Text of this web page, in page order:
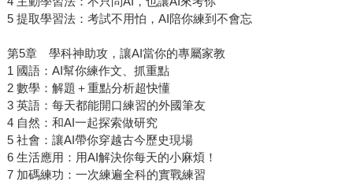
5 提取學習法：考試不用怕，AI陪你練到不會忘
第5章 學科神助攻，讓AI當你的專屬家教
1 國語：AI幫你練作文、抓重點
2 數學：解題＋重點分析超快懂
3 英語：每天都能開口練習的外國筆友
4 自然：和AI一起探索做研究
5 社會：讓AI帶你穿越古今歷史現場
6 生活應用：用AI解決你每天的小麻煩！
7 加碼練功：一次練遍全科的實戰練習